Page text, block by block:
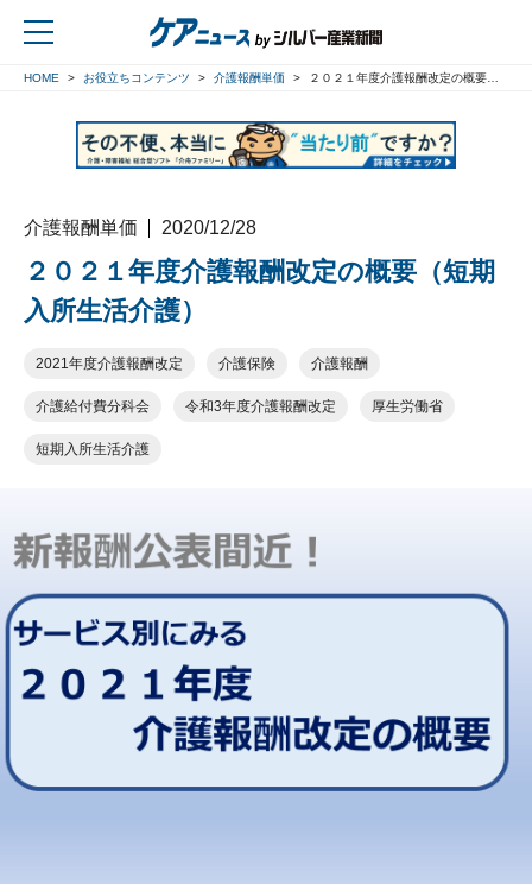
HOME お役立ちコンテンツ 介護報酬単価 ２０２１年度介護報酬改定の概要（短期入所生活介護）
介護報酬単価 2020/12/28
２０２１年度介護報酬改定の概要（短期
入所生活介護）
2021年度介護報酬改定 介護保険 介護報酬
介護給付費分科会 令和3年度介護報酬改定 厚生労働省
短期入所生活介護